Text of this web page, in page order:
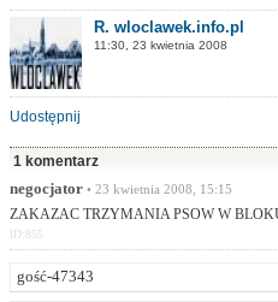
R. wloclawek.info.pl
11:30, 23 kwietnia 2008
Udostępnij
1 komentarz
negocjator • 23 kwietnia 2008, 15:15
ZAKAZAC TRZYMANIA PSOW W
ID:855